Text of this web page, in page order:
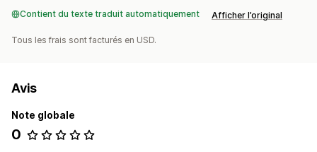
Contient du texte traduit automatiquement Afficher l’original
Tous les frais sont facturés en USD.
Avis
Note globale
0